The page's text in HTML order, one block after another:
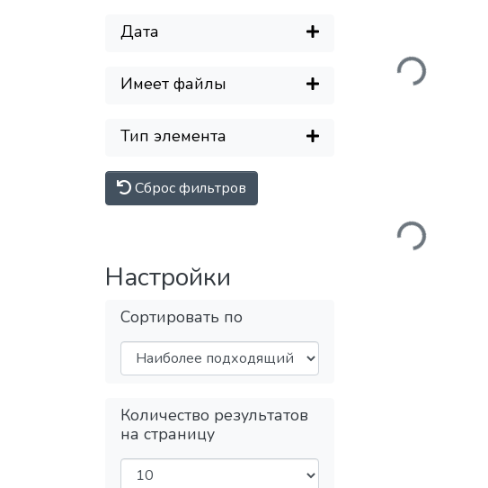
Дата
Имеет файлы
Тип элемента
Сброс фильтров
Настройки
Сортировать по
Количество результатов
на страницу
Загружается...
Загружается...